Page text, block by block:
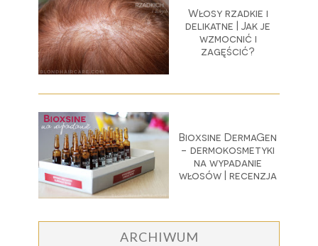
Włosy rzadkie i
delikatne | Jak je
wzmocnić i
zagęścić?
Bioxsine DermaGen
- dermokosmetyki
na wypadanie
włosów | recenzja
ARCHIWUM